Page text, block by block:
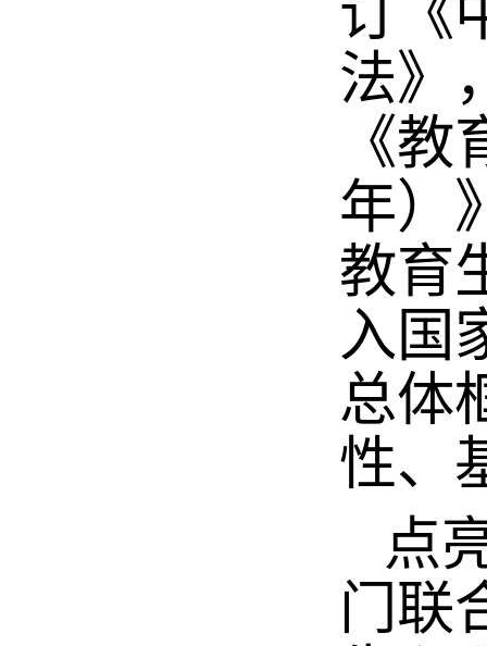
订《
法》
《
年）
教育
入国
总体
性、
点
门联